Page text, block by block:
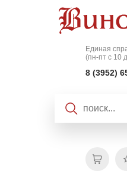
Единая
(пн-пт с 10
8 (3952)